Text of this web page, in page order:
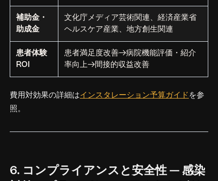
補助金・
助成金
文化庁メディア芸術関連、経済産業省
ヘルスケア産業、地方創生関連
患者体験
ROI
患者満足度改善→病院機能評価・紹介
率向上→間接的収益改善
費用対効果の詳細はインスタレーション予算ガイド を参
照。
6. コンプライアンスと安全性 — 感染